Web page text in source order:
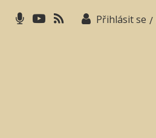
Přihlásit se /